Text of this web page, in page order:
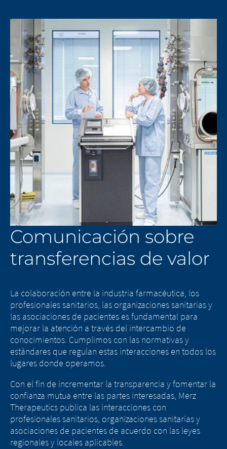
Comunicación sobre
transferencias de valor
La colaboración entre la industria farmacéutica, los
profesionales sanitarios, las organizaciones sanitarias y
las asociaciones de pacientes es fundamental para
mejorar la atención a través del intercambio de
conocimientos. Cumplimos con las normativas y
estándares que regulan estas interacciones en todos los
lugares donde operamos.
Con el fin de incrementar la transparencia y fomentar la
confianza mutua entre las partes interesadas, Merz
Therapeutics publica las interacciones con
profesionales sanitarios, organizaciones sanitarias y
asociaciones de pacientes de acuerdo con las leyes
regionales y locales aplicables.